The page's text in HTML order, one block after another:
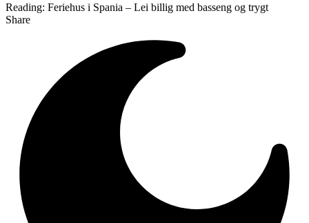
Reading: Feriehus i Spania – Lei billig med basseng og trygt
Share